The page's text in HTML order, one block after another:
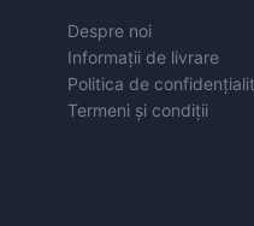
Despre noi
Informații de livrare
Politica de
Termeni și condiții